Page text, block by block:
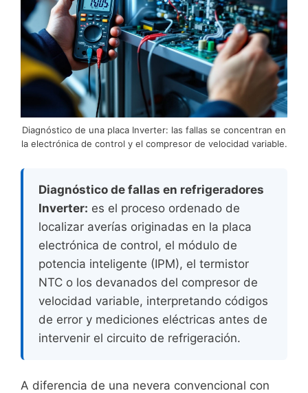
Diagnóstico de una placa Inverter: las fallas se concentran en
la electrónica de control y el compresor de velocidad variable.
Diagnóstico de fallas en refrigeradores
Inverter: es el proceso ordenado de
localizar averías originadas en la placa
electrónica de control, el módulo de
potencia inteligente (IPM), el termistor
NTC o los devanados del compresor de
velocidad variable, interpretando códigos
de error y mediciones eléctricas antes de
intervenir el circuito de refrigeración.
A diferencia de una nevera convencional con